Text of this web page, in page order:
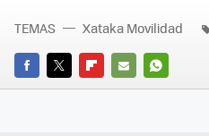
FACEBOOK
TWITTERFLIPBOARD
E-
WHATSAPP
TEMAS Xataka Movilidad